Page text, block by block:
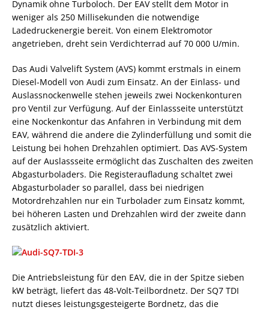
Dynamik ohne Turboloch. Der EAV stellt dem Motor in
weniger als 250 Millisekunden die notwendige
Ladedruckenergie bereit. Von einem Elektromotor
angetrieben, dreht sein Verdichterrad auf 70 000 U/min.
Das Audi Valvelift System (AVS) kommt erstmals in einem
Diesel-Modell von Audi zum Einsatz. An der Einlass- und
Auslassnockenwelle stehen jeweils zwei Nockenkonturen
pro Ventil zur Verfügung. Auf der Einlassseite unterstützt
eine Nockenkontur das Anfahren in Verbindung mit dem
EAV, während die andere die Zylinderfüllung und somit die
Leistung bei hohen Drehzahlen optimiert. Das AVS-System
auf der Auslassseite ermöglicht das Zuschalten des zweiten
Abgasturboladers. Die Registeraufladung schaltet zwei
Abgasturbolader so parallel, dass bei niedrigen
Motordrehzahlen nur ein Turbolader zum Einsatz kommt,
bei höheren Lasten und Drehzahlen wird der zweite dann
zusätzlich aktiviert.
Die Antriebsleistung für den EAV, die in der Spitze sieben
kW beträgt, liefert das 48-Volt-Teilbordnetz. Der SQ7 TDI
nutzt dieses leistungsgesteigerte Bordnetz, das die